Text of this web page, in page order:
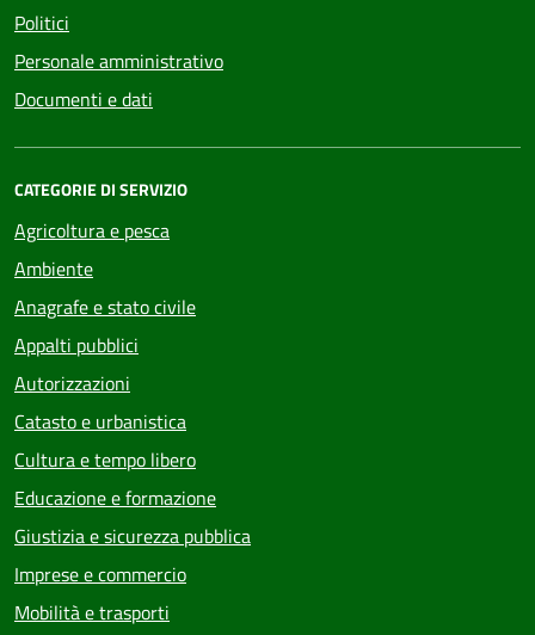
Politici
Personale amministrativo
Documenti e dati
CATEGORIE DI SERVIZIO
Agricoltura e pesca
Ambiente
Anagrafe e stato civile
Appalti pubblici
Autorizzazioni
Catasto e urbanistica
Cultura e tempo libero
Educazione e formazione
Giustizia e sicurezza pubblica
Imprese e commercio
Mobilità e trasporti